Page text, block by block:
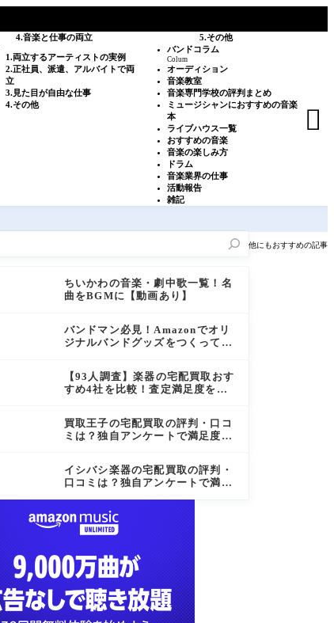
4.音楽と仕事の両立
1.両立するアーティストの実例
2.正社員、派遣、アルバイトで両
立
3.見た目が自由な仕事
4.その他
5.その他
バンドコラム
Colum
オーディション
音楽教室
音楽専門学校の評判まとめ
ミュージシャンにおすすめの音楽
本
ライブハウス一覧
おすすめの音楽
音楽の楽しみ方
ドラム
音楽業界の仕事
活動報告
雑記

ちいかわの音楽・劇中歌一覧！名
曲をBGMに【動画あり】
バンドマン必見！Amazonでオリ
ジナルバンドグッズをつくって売
and
【93人調査】楽器の宅配買取おす
すめ4社を比較！査定満足度を徹
買取王子の宅配買取の評判・口コ
ミは？独自アンケートで満足度を
イシバシ楽器の宅配買取の評判・
口コミは？独自アンケートで満足
他にもおすすめの記事